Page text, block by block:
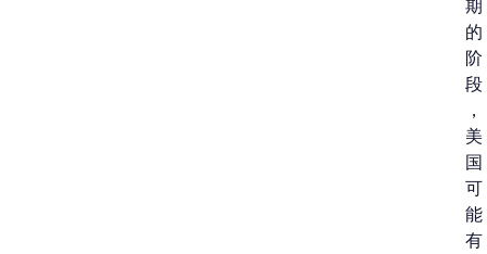
期
的
阶
段
，
美
国
可
能
有